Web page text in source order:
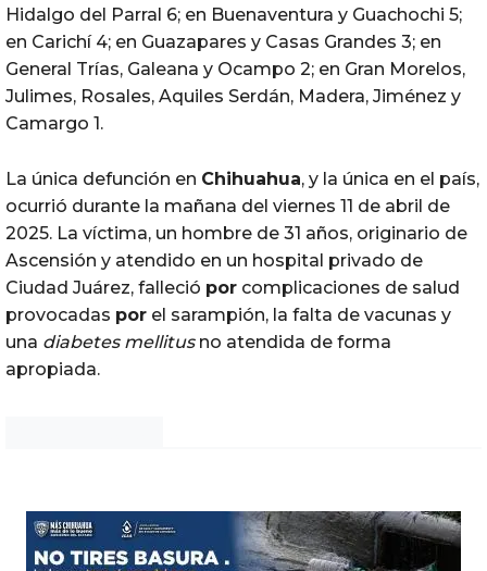
Hidalgo del Parral 6; en Buenaventura y Guachochi 5;
en Carichí 4; en Guazapares y Casas Grandes 3; en
General Trías, Galeana y Ocampo 2; en Gran Morelos,
Julimes, Rosales, Aquiles Serdán, Madera, Jiménez y
Camargo 1.
La única defunción en Chihuahua, y la única en el país,
ocurrió durante la mañana del viernes 11 de abril de
2025. La víctima, un hombre de 31 años, originario de
Ascensión y atendido en un hospital privado de
Ciudad Juárez, falleció por complicaciones de salud
provocadas por el sarampión, la falta de vacunas y
una diabetes mellitusno atendida de forma
apropiada.